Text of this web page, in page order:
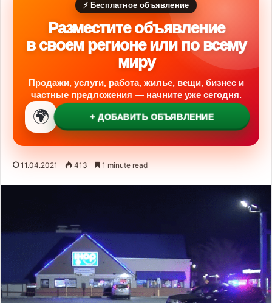
⚡ Бесплатное объявление
Разместите объявление
в своем регионе или по всему
миру
Продажи, услуги, работа, жилье, вещи, бизнес и
частные предложения — начните уже сегодня.
🌍 + ДОБАВИТЬ ОБЪЯВЛЕНИЕ
11.04.2021 413 1 minute read